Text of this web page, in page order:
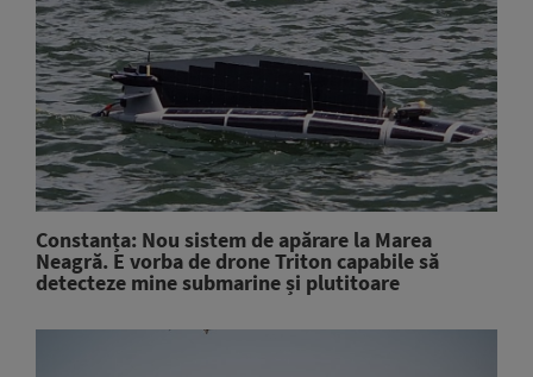
Constanța: Nou sistem de apărare la Marea
Neagră. E vorba de drone Triton capabile să
detecteze mine submarine și plutitoare